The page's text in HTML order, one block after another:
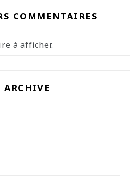
COMMENTAIRES
à afficher.
ARCHIVE